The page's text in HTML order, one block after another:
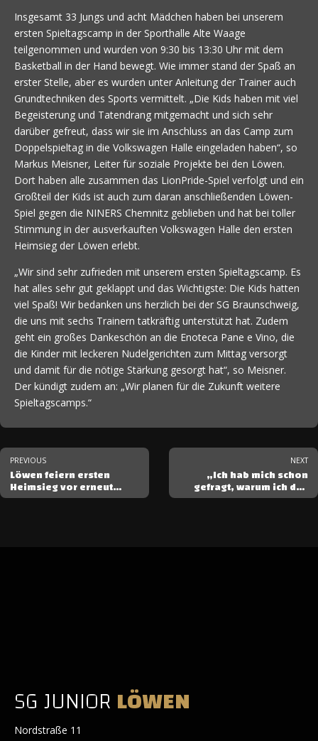
Insgesamt 33 Jungs und acht Mädchen haben bei unserem
ersten Spieltagscamp in der Sporthalle Alte Waage
teilgenommen und wurden von 9:30 bis 13:30 Uhr mit dem
Basketball in der Hand bewegt. Wie immer stand der Spaß an
erster Stelle, aber es wurden unter Anleitung der Trainer auch
Grundtechniken des Sports vermittelt. „Die Kids haben mit viel
Begeisterung und Tatendrang mitgemacht und sich sehr
darüber gefreut, dass wir sie im Anschluss an das Camp zum
Doppelspieltag in die Volkswagen Halle eingeladen haben“, so
Markus Meisner, Leiter für soziale Projekte bei den Löwen.
Dort haben alle zusammen das LionPride-Spiel verfolgt und ein
Großteil der Kids ist auch zum daran anschließenden Löwen-
Spiel gegen die NINERS Chemnitz geblieben und hat bei toller
Stimmung in der ausverkauften Volkswagen Halle den ersten
Heimsieg der Löwen erlebt.
„Wir sind sehr zufrieden mit unserem ersten Spieltagscamp. Es
hat alles sehr gut geklappt und das Wichtigste: Die Kids hatten
viel Spaß! Wir bedanken uns herzlich bei der SG Braunschweig,
die uns mit sechs Trainern tatkräftig unterstützt hat. Zudem
geht ein großes Dankeschön an die Enoteca Pane e Vino, die
die Kinder mit leckeren Nudelgerichten zum Mittag versorgt
und damit für die nötige Stärkung gesorgt hat“, so Meisner.
Der kündigt zudem an: „Wir planen für die Zukunft weitere
Spieltagscamps.“
PREVIOUS
Löwen feiern ersten
Heimsieg vor erneut
ausverkaufter Kulisse!
NEXT
„Ich hab mich schon
gefragt, warum ich das
mache“
SG JUNIORLÖWEN
Nordstraße 11